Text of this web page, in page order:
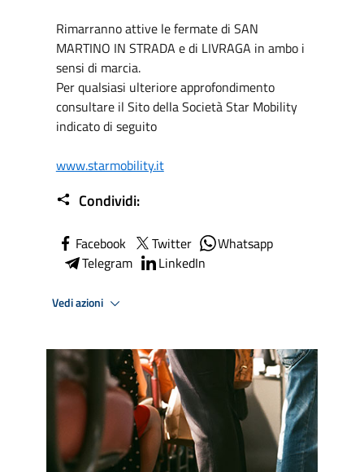
Rimarranno attive le fermate di SAN
MARTINO IN STRADA e di LIVRAGA in ambo i
sensi di marcia.
Per qualsiasi ulteriore approfondimento
consultare il Sito della Società Star Mobility
indicato di seguito
www.starmobility.it
Condividi:
Facebook Twitter
Whatsapp
Telegram
LinkedIn
Vedi azioni